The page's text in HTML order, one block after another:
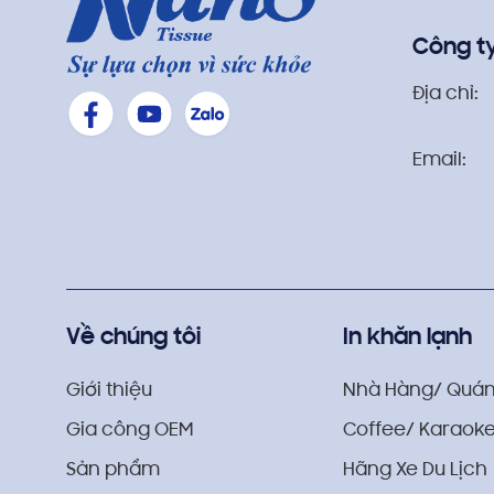
Công
Địa chỉ:
Email:
Về chúng tôi
Giới thiệu
Gia công OEM
Sản phẩm
In khăn lạnh
Nhà Hàng/
Coffee/
Hãng Xe Du Lịch